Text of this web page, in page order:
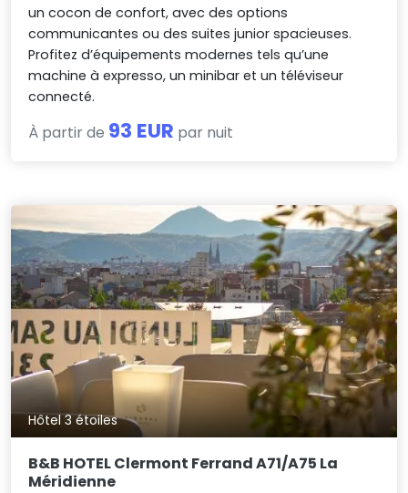
un cocon de confort, avec des options
communicantes ou des suites junior spacieuses.
Profitez d’équipements modernes tels qu’une
machine à expresso, un minibar et un téléviseur
connecté.
À partir de 93 EUR par nuit
Hôtel 3 étoiles
B&B HOTEL Clermont Ferrand A71/A75 La
Méridienne